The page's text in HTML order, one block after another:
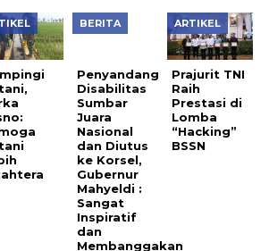
BERITA
Penyandang
Juara
Nasional
dan Diutus
ke Korsel,
Gubernur
Mahyeldi :
Sangat
Inspiratif
dan
Membanggakan
ARTIKEL
Prajurit TNI
Raih
Prestasi di
Lomba
“Hacking”
BSSN